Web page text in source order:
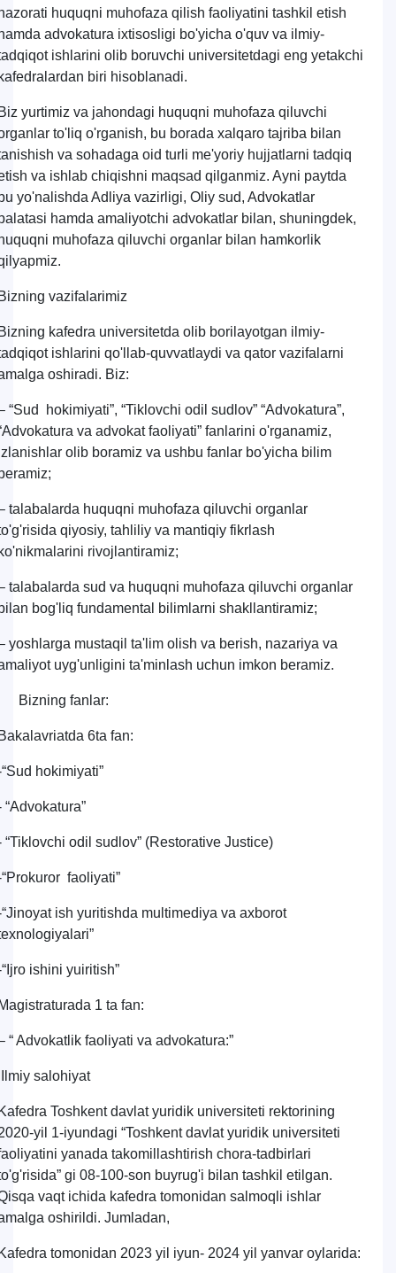
huquqni muhofaza qilish faoliyatini tashkil etish
advokatura ixtisosligi bo'yicha o'quv va ilmiy-
ishlarini olib boruvchi universitetdagi eng yetakchi
biri hisoblanadi.
yurtimiz va jahondagi huquqni muhofaza qiluvchi
to'liq o'rganish, bu borada xalqaro tajriba bilan
va sohadaga oid turli me'yoriy hujjatlarni tadqiq
va ishlab chiqishni maqsad qilganmiz. Ayni paytda
yo'nalishda Adliya vazirligi, Oliy sud, Advokatlar
hamda amaliyotchi advokatlar bilan, shuningdek,
muhofaza qiluvchi organlar bilan hamkorlik
vazifalarimiz
kafedra universitetda olib borilayotgan ilmiy-
ishlarini qo'llab-quvvatlaydi va qator vazifalarni
oshiradi. Biz:
“Sud hokimiyati”, “Tiklovchi odil sudlov” “Advokatura”,
va advokat faoliyati” fanlarini o'rganamiz,
olib boramiz va ushbu fanlar bo'yicha bilim
talabalarda huquqni muhofaza qiluvchi organlar
qiyosiy, tahliliy va mantiqiy fikrlash
rivojlantiramiz;
talabalarda sud va huquqni muhofaza qiluvchi organlar
bog'liq fundamental bilimlarni shakllantiramiz;
yoshlarga mustaqil ta'lim olish va berish, nazariya va
uyg'unligini ta'minlash uchun imkon beramiz.
fanlar:
6ta fan:
hokimiyati”
“Advokatura”
“Tiklovchi odil sudlov” (Restorative Justice)
faoliyati”
ish yuritishda multimediya va axborot
ishini yuiritish”
1 ta fan:
“ Advokatlik faoliyati va advokatura:”
salohiyat
Toshkent davlat yuridik universiteti rektorining
yil 1-iyundagi “Toshkent davlat yuridik universiteti
yanada takomillashtirish chora-tadbirlari
gi 08-100-son buyrug'i bilan tashkil etilgan.
vaqt ichida kafedra tomonidan salmoqli ishlar
oshirildi. Jumladan,
tomonidan 2023 yil iyun- 2024 yil yanvar oylarida: